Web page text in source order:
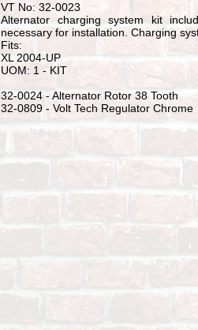
VT No: 32-0023
Alternator charging system kit
necessary for installation. Charging
Fits:
XL 2004-UP
UOM: 1 - KIT
32-0024 - Alternator Rotor 38 Tooth
32-0809 - Volt Tech Regulator Chrome